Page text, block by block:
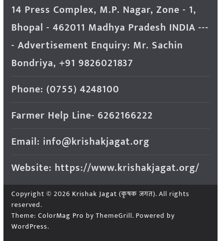
14 Press Complex, M.P. Nagar, Zone - 1,
Bhopal - 462011 Madhya Pradesh INDIA ---
- Advertisement Enquiry: Mr. Sachin
Bondriya, +91 9826021837
Phone: (0755) 4248100
Farmer Help Line- 6262166222
Email: info@krishakjagat.org
Website: https://www.krishakjagat.org/
Copyright © 2026 Krishak Jagat (कृषक जगत). All rights
reserved.
Theme: ColorMag Pro by ThemeGrill. Powered by
WordPress.